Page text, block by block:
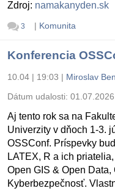
Zdroj: namakanyden.sk
3 | Komunita
Konferencia
10.04 | 19:03 | Miroslav
Dátum udalosti: 01.07.2026
Aj tento rok sa na
Univerzity v dňoch 1-3.
OSSConf. Príspevky
LATEX, R a ich
Open GIS & Open Data,
Kyberbezpečnosť.